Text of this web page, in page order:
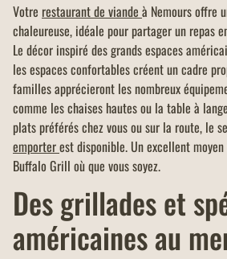
Votre restaurant de viande à Nemours offre
chaleureuse, idéale pour partager un repas
Le décor inspiré des grands espaces
les espaces confortables créent un cadre
familles apprécieront les nombreux
comme les chaises hautes ou la table à
plats préférés chez vous ou sur la route, le
emporterest disponible. Un excellent
Buffalo Grill où que vous soyez.
Des grillades et
américaines au